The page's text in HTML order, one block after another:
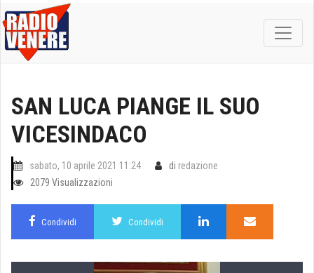
SAN LUCA PIANGE IL SUO
VICESINDACO
sabato, 10 aprile 2021 11:24 di redazione
2079 Visualizzazioni
Condividi Condividi